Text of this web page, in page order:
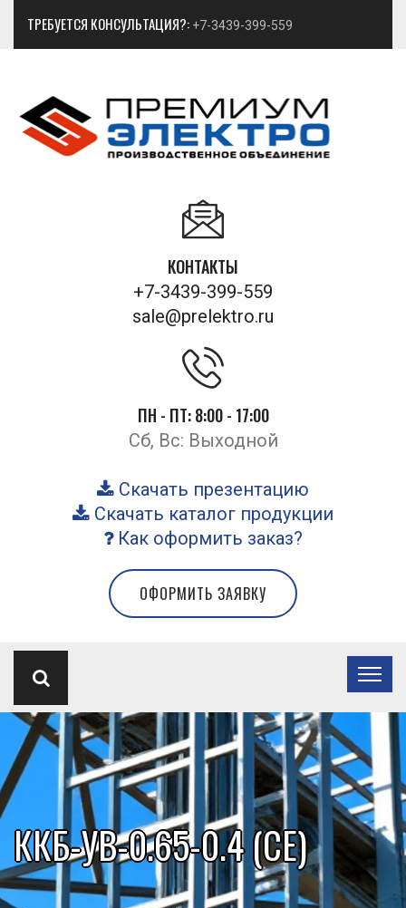
ТРЕБУЕТСЯ КОНСУЛЬТАЦИЯ?: +7-3439-399-559
КОНТАКТЫ
+7-3439-399-559
sale@prelektro.ru
ПН - ПТ: 8:00 - 17:00
Сб, Вс: Выходной
Скачать презентацию
Скачать каталог продукции
Как оформить заказ?
ОФОРМИТЬ ЗАЯВКУ
ККБ-УВ-0.65-0.4 (СЕ)